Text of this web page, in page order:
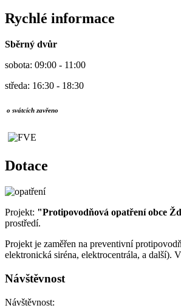
Rychlé informace
Sběrný dvůr
sobota: 09:00 - 11:00
středa: 16:30 - 18:30
o svátcích zavřeno
Dotace
Projekt: "Protipovodňová opatření obce
prostředí.
Projekt je zaměřen na preventivní
elektronická siréna, elektrocentrála, a další).
Návštěvnost
Návštěvnost: